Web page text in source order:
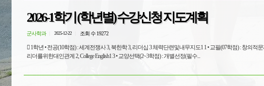
2026-1학기 (학년별) 수강신청 지도계획
군사학과 2025-12-22 조회 수 19272
 1학년 • 전공(10학점) : 세계전쟁사 3, 북한학 3, 리더십 3 체력단련및내무지도1 1 • 교필(07학점) : 창의적문제해결프로젝트 2, 미래
리더를위한대인관계 2, College English1 3 • 교양선택(2~3학점) : 개별선정(필수...